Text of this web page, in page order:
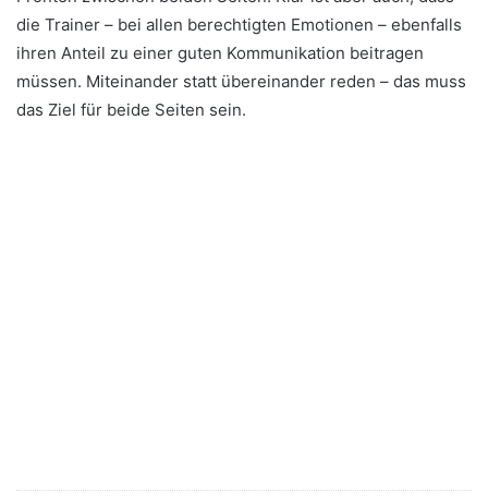
die Trainer – bei allen berechtigten Emotionen – ebenfalls
ihren Anteil zu einer guten Kommunikation beitragen
müssen. Miteinander statt übereinander reden – das muss
das Ziel für beide Seiten sein.